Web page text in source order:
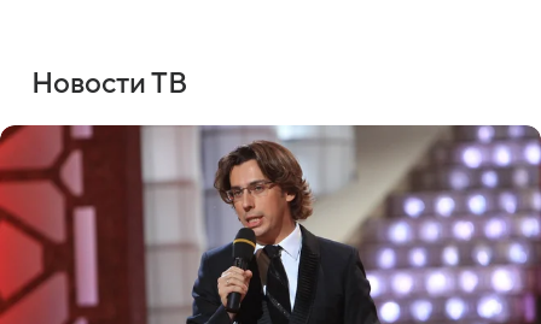
Новости ТВ